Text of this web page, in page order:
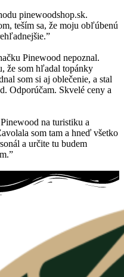
pinewoodshop.sk.
teším sa, že moju obľúbenú
Pinewood nepoznal.
že som hľadal topánky
som si aj oblečenie, a stal
Odporúčam. Skvelé ceny a
na turistiku a
som tam a hneď všetko
a určite tu budem